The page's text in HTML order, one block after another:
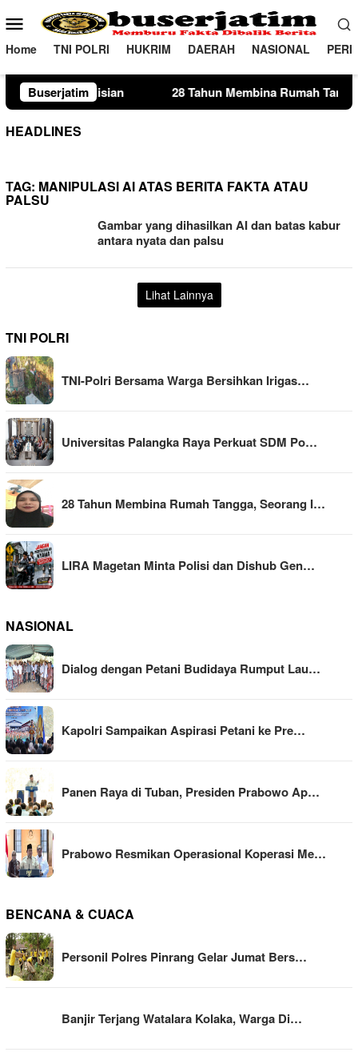
ke
konten
Menu
Mobile
Home TNI POLRI HUKRIM DAERAH NASIONAL
Buserjatim
28 Tahun Membina Rumah Tangga, Seorang Ibu Lima
HEADLINES
TAG: MANIPULASI AI ATAS BERITA FAKTA ATAU
PALSU
Gambar yang dihasilkan AI dan batas kabur
antara nyata dan palsu
Lihat Lainnya
TNI POLRI
TNI-Polri Bersama Warga Bersihkan Irigas…
Universitas Palangka Raya Perkuat SDM Po…
28 Tahun Membina Rumah Tangga, Seorang I…
LIRA Magetan Minta Polisi dan Dishub Gen…
NASIONAL
Dialog dengan Petani Budidaya Rumput Lau…
Kapolri Sampaikan Aspirasi Petani ke Pre…
Panen Raya di Tuban, Presiden Prabowo Ap…
Prabowo Resmikan Operasional Koperasi Me…
BENCANA & CUACA
Personil Polres Pinrang Gelar Jumat Bers…
Banjir Terjang Watalara Kolaka, Warga Di…